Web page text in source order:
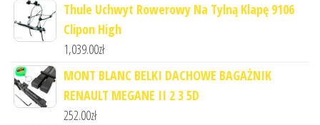
Thule Uchwyt Rowerowy Na Tylną Klapę 9106
Clipon High
1,039.00zł
MONT BLANC BELKI DACHOWE BAGAŻNIK
RENAULT MEGANE II 2 3 5D
252.00zł